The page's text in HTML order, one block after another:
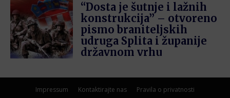
“Dosta je šutnje i lažnih
konstrukcija” – otvoreno
pismo braniteljskih
udruga Splita i županije
državnom vrhu
Impressum Kontaktirajte nas Pravila o privatnosti